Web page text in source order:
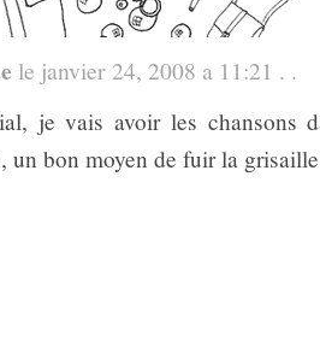
le janvier 24, 2008 a 11:21 . .
je vais avoir les chansons
un bon moyen de fuir la